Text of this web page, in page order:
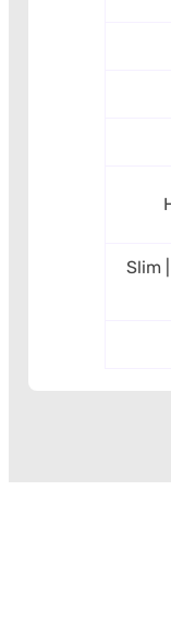
Slim